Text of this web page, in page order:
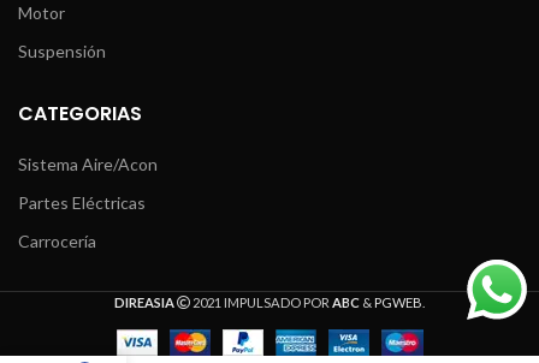
Motor
Suspensión
CATEGORIAS
Sistema Aire/Acon
Partes Eléctricas
Carrocería
DIREASIA 2021 IMPULSADO POR ABC &PGWEB